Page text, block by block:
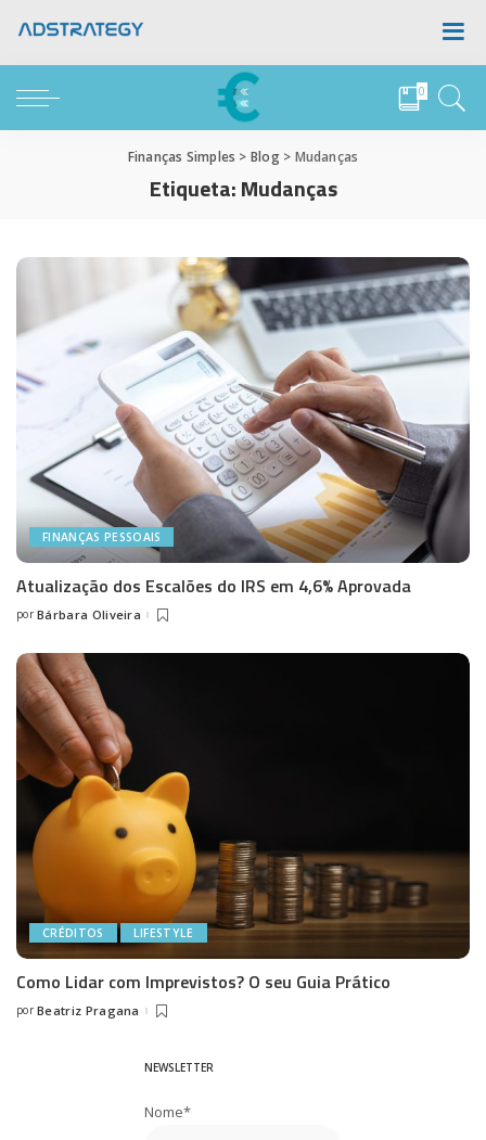
0
Finanças Simples > Blog> Mudanças
Etiqueta:Mudanças
FINANÇAS PESSOAIS
Atualização dos Escalões do IRS em 4,6% Aprovada
Posted
por Bárbara Oliveira
CRÉDITOS LIFESTYLE
Como Lidar com Imprevistos? O seu Guia Prático
Posted
por Beatriz Pragana
NEWSLETTER
Nome*